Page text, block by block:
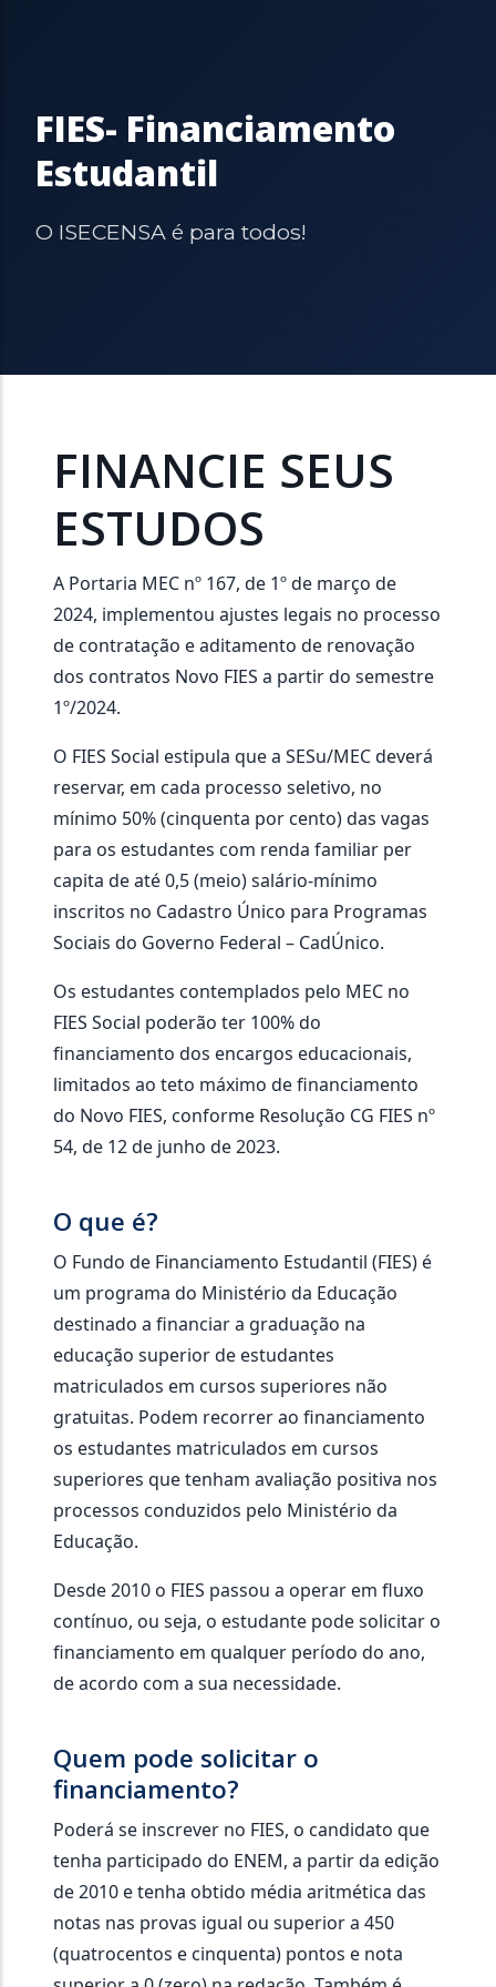
FIES- Financiamento
Estudantil
O ISECENSA é para todos!
FINANCIE SEUS
ESTUDOS
A Portaria MEC nº 167, de 1º de março de
2024, implementou ajustes legais no processo
de contratação e aditamento de renovação
dos contratos Novo FIES a partir do semestre
1º/2024.
O FIES Social estipula que a SESu/MEC deverá
reservar, em cada processo seletivo, no
mínimo 50% (cinquenta por cento) das vagas
para os estudantes com renda familiar per
capita de até 0,5 (meio) salário-mínimo
inscritos no Cadastro Único para Programas
Sociais do Governo Federal – CadÚnico.
Os estudantes contemplados pelo MEC no
FIES Social poderão ter 100% do
financiamento dos encargos educacionais,
limitados ao teto máximo de financiamento
do Novo FIES, conforme Resolução CG FIES nº
54, de 12 de junho de 2023.
O que é?
O Fundo de Financiamento Estudantil (FIES) é
um programa do Ministério da Educação
destinado a financiar a graduação na
educação superior de estudantes
matriculados em cursos superiores não
gratuitas. Podem recorrer ao financiamento
os estudantes matriculados em cursos
superiores que tenham avaliação positiva nos
processos conduzidos pelo Ministério da
Educação.
Desde 2010 o FIES passou a operar em fluxo
contínuo, ou seja, o estudante pode solicitar o
financiamento em qualquer período do ano,
de acordo com a sua necessidade.
Quem pode solicitar o
financiamento?
Poderá se inscrever no FIES, o candidato que
tenha participado do ENEM, a partir da edição
de 2010 e tenha obtido média aritmética das
notas nas provas igual ou superior a 450
(quatrocentos e cinquenta) pontos e nota